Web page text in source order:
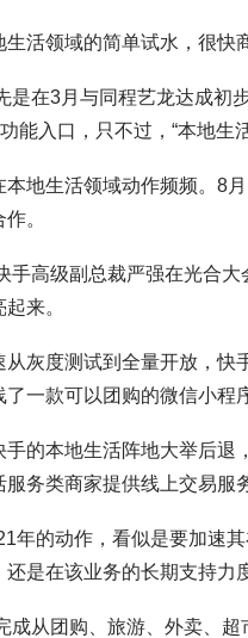
活领域的简单试水，很快
是在3月与同程艺龙达成初
功能入口，只不过，“本地
地生活领域动作频频。8
。
手高级副总裁严强在光合
来。
灰度测试到全量开放，快
一款可以团购的微信小程
的本地生活阵地大举后
务类商家提供线上交易服
年的动作，看似是要加速
是在该业务的长期支持力
成从团购、旅游、外卖、